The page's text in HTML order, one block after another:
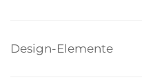
Design-Elemente